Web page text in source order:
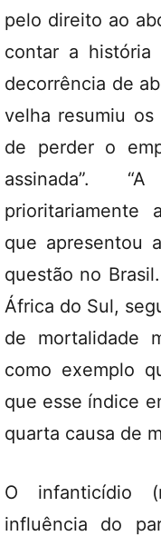
pelo direito ao
contar a
decorrência de
velha resumiu os
de perder o
assinada”.
prioritariamente
que apresentou
questão no
África do Sul,
de mortalidade
como exemplo
que esse índice
quarta causa de
O infanticídio
influência do